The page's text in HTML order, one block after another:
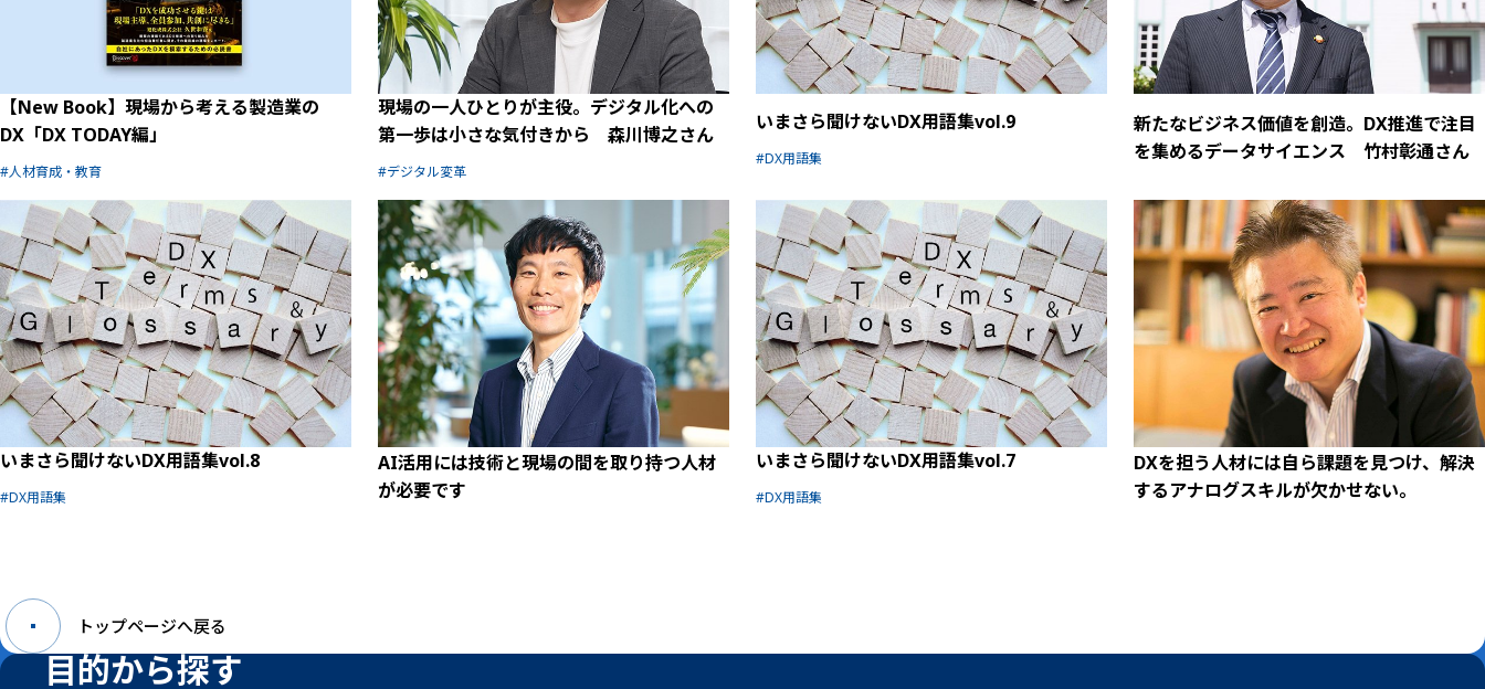
【New Book】現場から考える製造業の
DX「DX TODAY編」
人材育成・教育
現場の一人ひとりが主役。デジタル化への
第一歩は小さな気付きから 森川博之さん
デジタル変革
いまさら聞けないDX用語集vol.9
DX用語集
新たなビジネス価値を創造。DX推進で注目
を集めるデータサイエンス 竹村彰通さん
いまさら聞けないDX用語集vol.8
DX用語集
AI活用には技術と現場の間を取り持つ人材
が必要です
いまさら聞けないDX用語集vol.7
DX用語集
DXを担う人材には自ら課題を見つけ、解決
するアナログスキルが欠かせない。
トップページへ戻る
目的から探す